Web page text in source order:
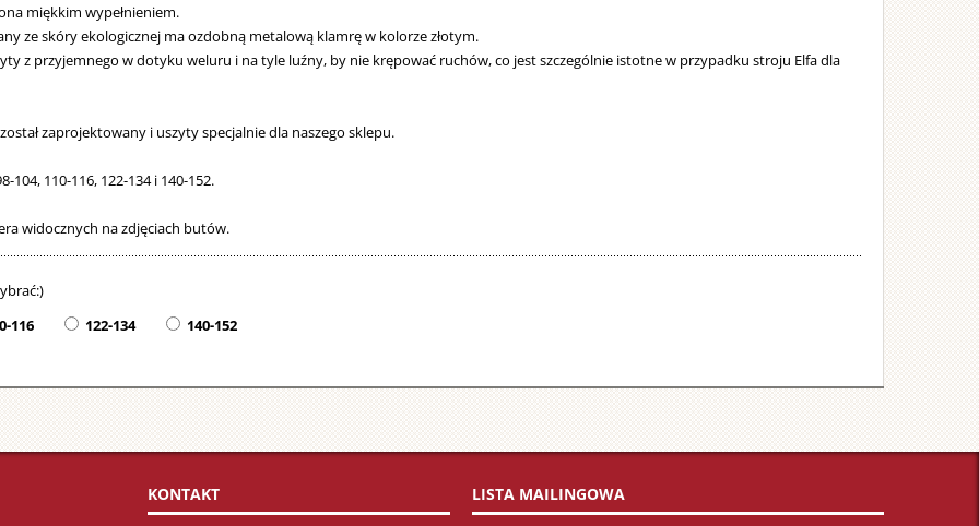
miękkim wypełnieniem.
ze skóry ekologicznej ma ozdobną metalową klamrę w kolorze złotym.
z przyjemnego w dotyku weluru i na tyle luźny, by nie krępować ruchów, co jest szczególnie istotne w przypadku stroju Elfa dla
zaprojektowany i uszyty specjalnie dla naszego sklepu.
104, 110-116, 122-134 i 140-152.
widocznych na zdjęciach butów.
116 122-134 140-152
KONTAKT LISTA MAILINGOWA